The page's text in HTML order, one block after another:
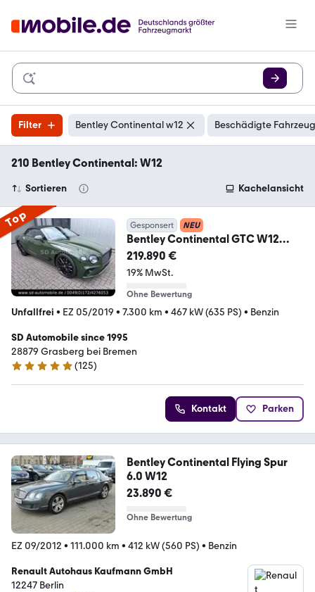
Filter Bentley Continental w12 Beschädigte
210 Bentley Continental: W12
Sortieren Kachelansicht
Top Gesponsert NEU
Bentley Continental GTC W12
FIRST EDITION # MULLINER
219.890 €
19% MwSt.
Ohne Bewertung
Unfallfrei • EZ 05/2019 • 7.300 km • 467 kW (635 PS) • Benzin
SD Automobile since 1995
28879 Grasberg bei Bremen
4.9 Sterne
(125)
Kontakt Parken
Bentley Continental Flying Spur
6.0 W12
23.890 €
Ohne Bewertung
EZ 09/2012 • 111.000 km • 412 kW (560 PS) • Benzin
Renault Autohaus Kaufmann GmbH
12247 Berlin